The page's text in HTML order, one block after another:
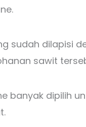
sudah dilapisi
sawit
banyak dipilih